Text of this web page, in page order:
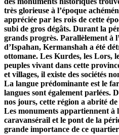
très glorieuse à l’époque
appréciée par les rois de cette
subi de gros dégâts. Durant la
grands progrès. Parallèlement à
d’Ispahan, Kermanshah a été
ottomane. Les Kurdes, les Lors,
peuples vivant dans cette
et villages, il existe des sociétés
La langue prédominante est le
langues sont également parlées.
nos jours, cette région a abrité
Les monuments appartiennent à
caravansérail et le pont de la
grande importance de ce quartier